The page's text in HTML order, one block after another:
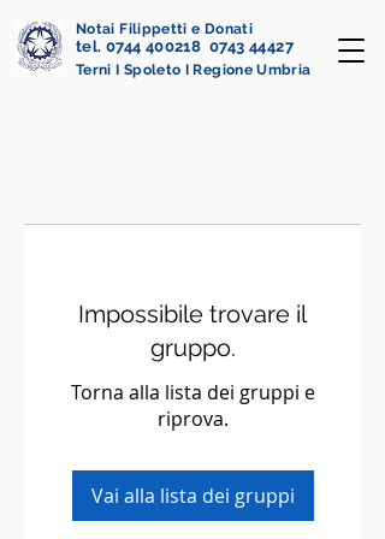
Notai Filippetti e Donati
tel. 0744 400218 0743 44427
Terni I Spoleto I Regione Umbria
Impossibile trovare il
gruppo.
Torna alla lista dei gruppi e
riprova.
Vai alla lista dei gruppi